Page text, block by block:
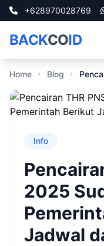
+628970028769
BACKCOID
Home Blog
Info
2025
Jadwal